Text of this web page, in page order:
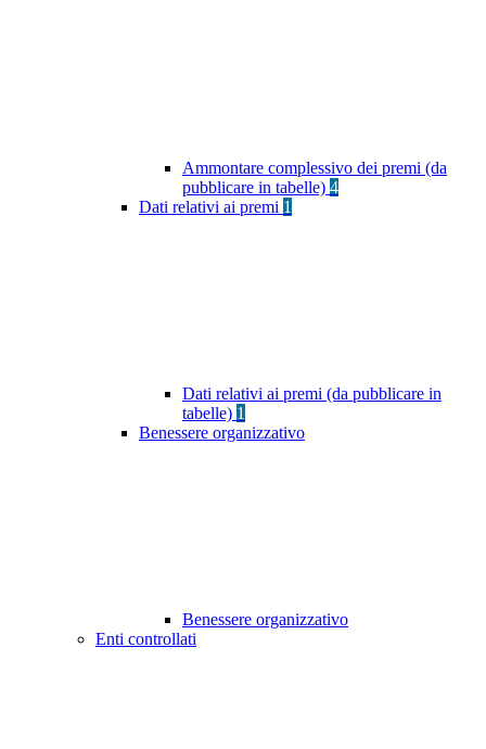
Ammontare complessivo dei premi (da
pubblicare in tabelle) 4
Dati relativi ai premi 1
Dati relativi ai premi (da pubblicare in
tabelle) 1
Benessere organizzativo
Benessere organizzativo
Enti controllati